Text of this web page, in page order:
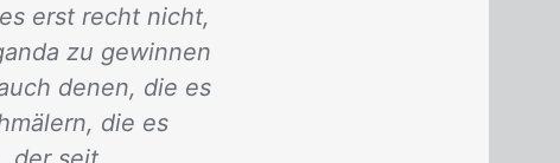
erst recht nicht,
zu gewinnen
denen, die es
die es